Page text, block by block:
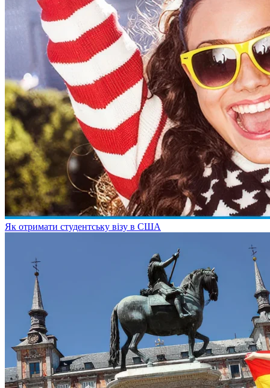
Як отримати студентську візу в США